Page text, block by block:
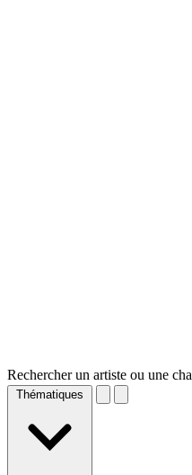
Rechercher un artiste ou une
Thématiques